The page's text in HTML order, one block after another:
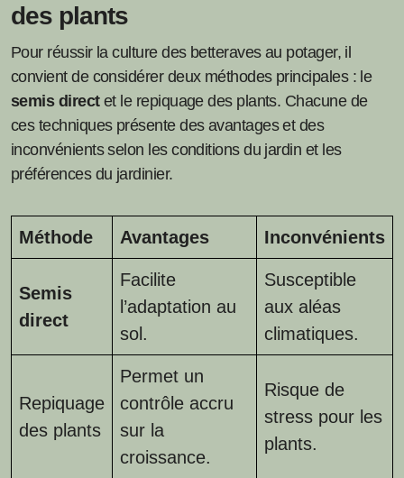
des plants
Pour réussir la culture des betteraves au potager, il
convient de considérer deux méthodes principales : le
semis directet le repiquage des plants. Chacune de
ces techniques présente des avantages et des
inconvénients selon les conditions du jardin et les
préférences du jardinier.
Méthode Avantages Inconvénients
Semis
direct
Facilite
l’adaptation au
sol.
Susceptible
aux aléas
climatiques.
Repiquage
des plants
Permet un
contrôle accru
sur la
croissance.
Risque de
stress pour les
plants.